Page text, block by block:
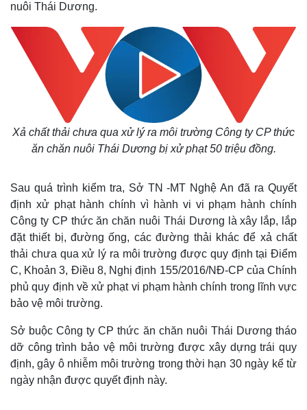
nuôi Thái Dương.
Xả chất thải chưa qua xử lý ra môi trường Công ty CP thức
ăn chăn nuôi Thái Dương bị xử phạt 50 triệu đồng.
Sau quá trình kiểm tra, Sở TN -MT Nghệ An đã ra Quyết
định xử phạt hành chính vì hành vi vi phạm hành chính
Công ty CP thức ăn chăn nuôi Thái Dương là xây lắp, lắp
đặt thiết bị, đường ống, các đường thải khác để xả chất
thải chưa qua xử lý ra môi trường được quy định tại Điểm
C, Khoản 3, Điều 8, Nghị định 155/2016/NĐ-CP của Chính
phủ quy định về xử phạt vi phạm hành chính trong lĩnh vực
bảo vệ môi trường.
Sở buộc Công ty CP thức ăn chăn nuôi Thái Dương tháo
dỡ công trình bảo vệ môi trường được xây dựng trái quy
định, gây ô nhiễm môi trường trong thời hạn 30 ngày kể từ
ngày nhận được quyết định này.